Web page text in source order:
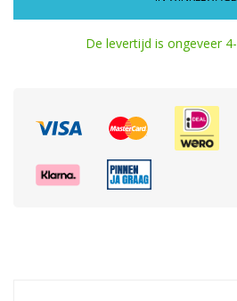
De levertijd is ongeveer